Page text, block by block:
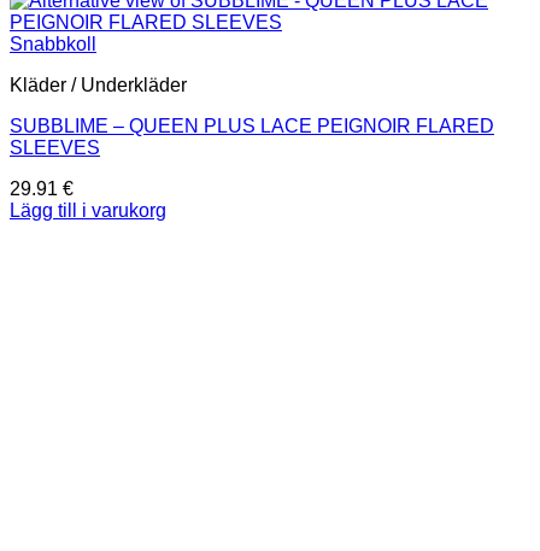
Snabbkoll
Kläder / Underkläder
SUBBLIME – QUEEN PLUS LACE PEIGNOIR FLARED
SLEEVES
29.91 €
Lägg till i varukorg